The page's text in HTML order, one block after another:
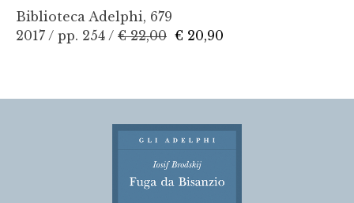
Biblioteca Adelphi, 679
2017 / pp. 254 / € 22,00 € 20,90